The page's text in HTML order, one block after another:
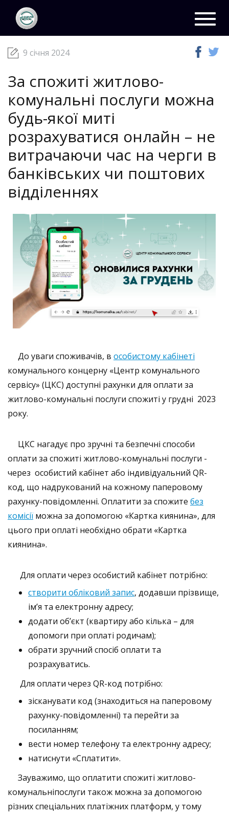
ЦКС
9 січня 2024
За спожиті житлово-
комунальні послуги можна
будь-якої миті
розрахуватися онлайн – не
витрачаючи час на черги в
банківських чи поштових
відділеннях
До уваги споживачів, в особистому кабінеті
комунального концерну «Центр комунального
сервісу» (ЦКС) доступні рахунки для оплати за
житлово-комунальні послуги спожиті у грудні 2023
року.
ЦКС нагадує про зручні та безпечні способи
оплати за спожиті житлово-комунальні послуги -
через особистий кабінет або індивідуальний QR-
код, що надрукований на кожному паперовому
рахунку-повідомленні. Оплатити за спожите без
комісії можна за допомогою «Картка киянина», для
цього при оплаті необхідно обрати «Картка
киянина».
Для оплати через особистий кабінет потрібно:
створити обліковий запис, додавши прізвище,
ім’я та електронну адресу;
додати об’єкт (квартиру або кілька – для
допомоги при оплаті родичам);
обрати зручний спосіб оплати та
розрахуватись.
Для оплати через QR-код потрібно:
зісканувати код (знаходиться на паперовому
рахунку-повідомленні) та перейти за
посиланням;
вести номер телефону та електронну адресу;
натиснути «Сплатити».
Зауважимо, що оплатити спожиті житлово-
комунальніпослуги також можна за допомогою
різних спеціальних платіжних платформ, у тому